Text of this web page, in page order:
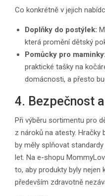
Co konkrétně v jejich
Doplňky do postýlek:
která promění dětský
Pomůcky pro maminky:
praktické tašky na
domácnosti, a přesto
4. Bezpečnost
Při výběru sortimentu pro
z nároků na atesty. Hračky
by měly splňovat
let. Na e-shopu
to, aby produkty byly nejen
především zdravotně